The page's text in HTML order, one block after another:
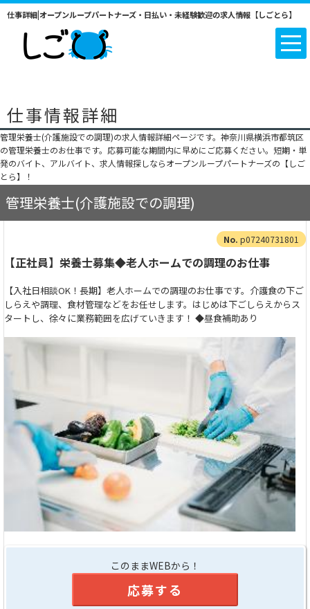
仕事詳細|オープンループパートナーズ・日払い・未経験歓迎の求人情報【しごとら】
仕事情報詳細
管理栄養士(介護施設での調理)の求人情報詳細ページです。神奈川県横浜市都筑区
の管理栄養士のお仕事です。応募可能な期間内に早めにご応募ください。短期・単
発のバイト、アルバイト、求人情報探しならオープンループパートナーズの【しご
とら】！
管理栄養士(介護施設での調理)
p07240731801
【正社員】栄養士募集◆老人ホームでの調理のお仕事
【入社日相談OK！長期】老人ホームでの調理のお仕事です。介護食の下ご
しらえや調理、食材管理などをお任せします。はじめは下ごしらえからス
タートし、徐々に業務範囲を広げていきます！ ◆昼食補助あり
このままWEBから！
応募する